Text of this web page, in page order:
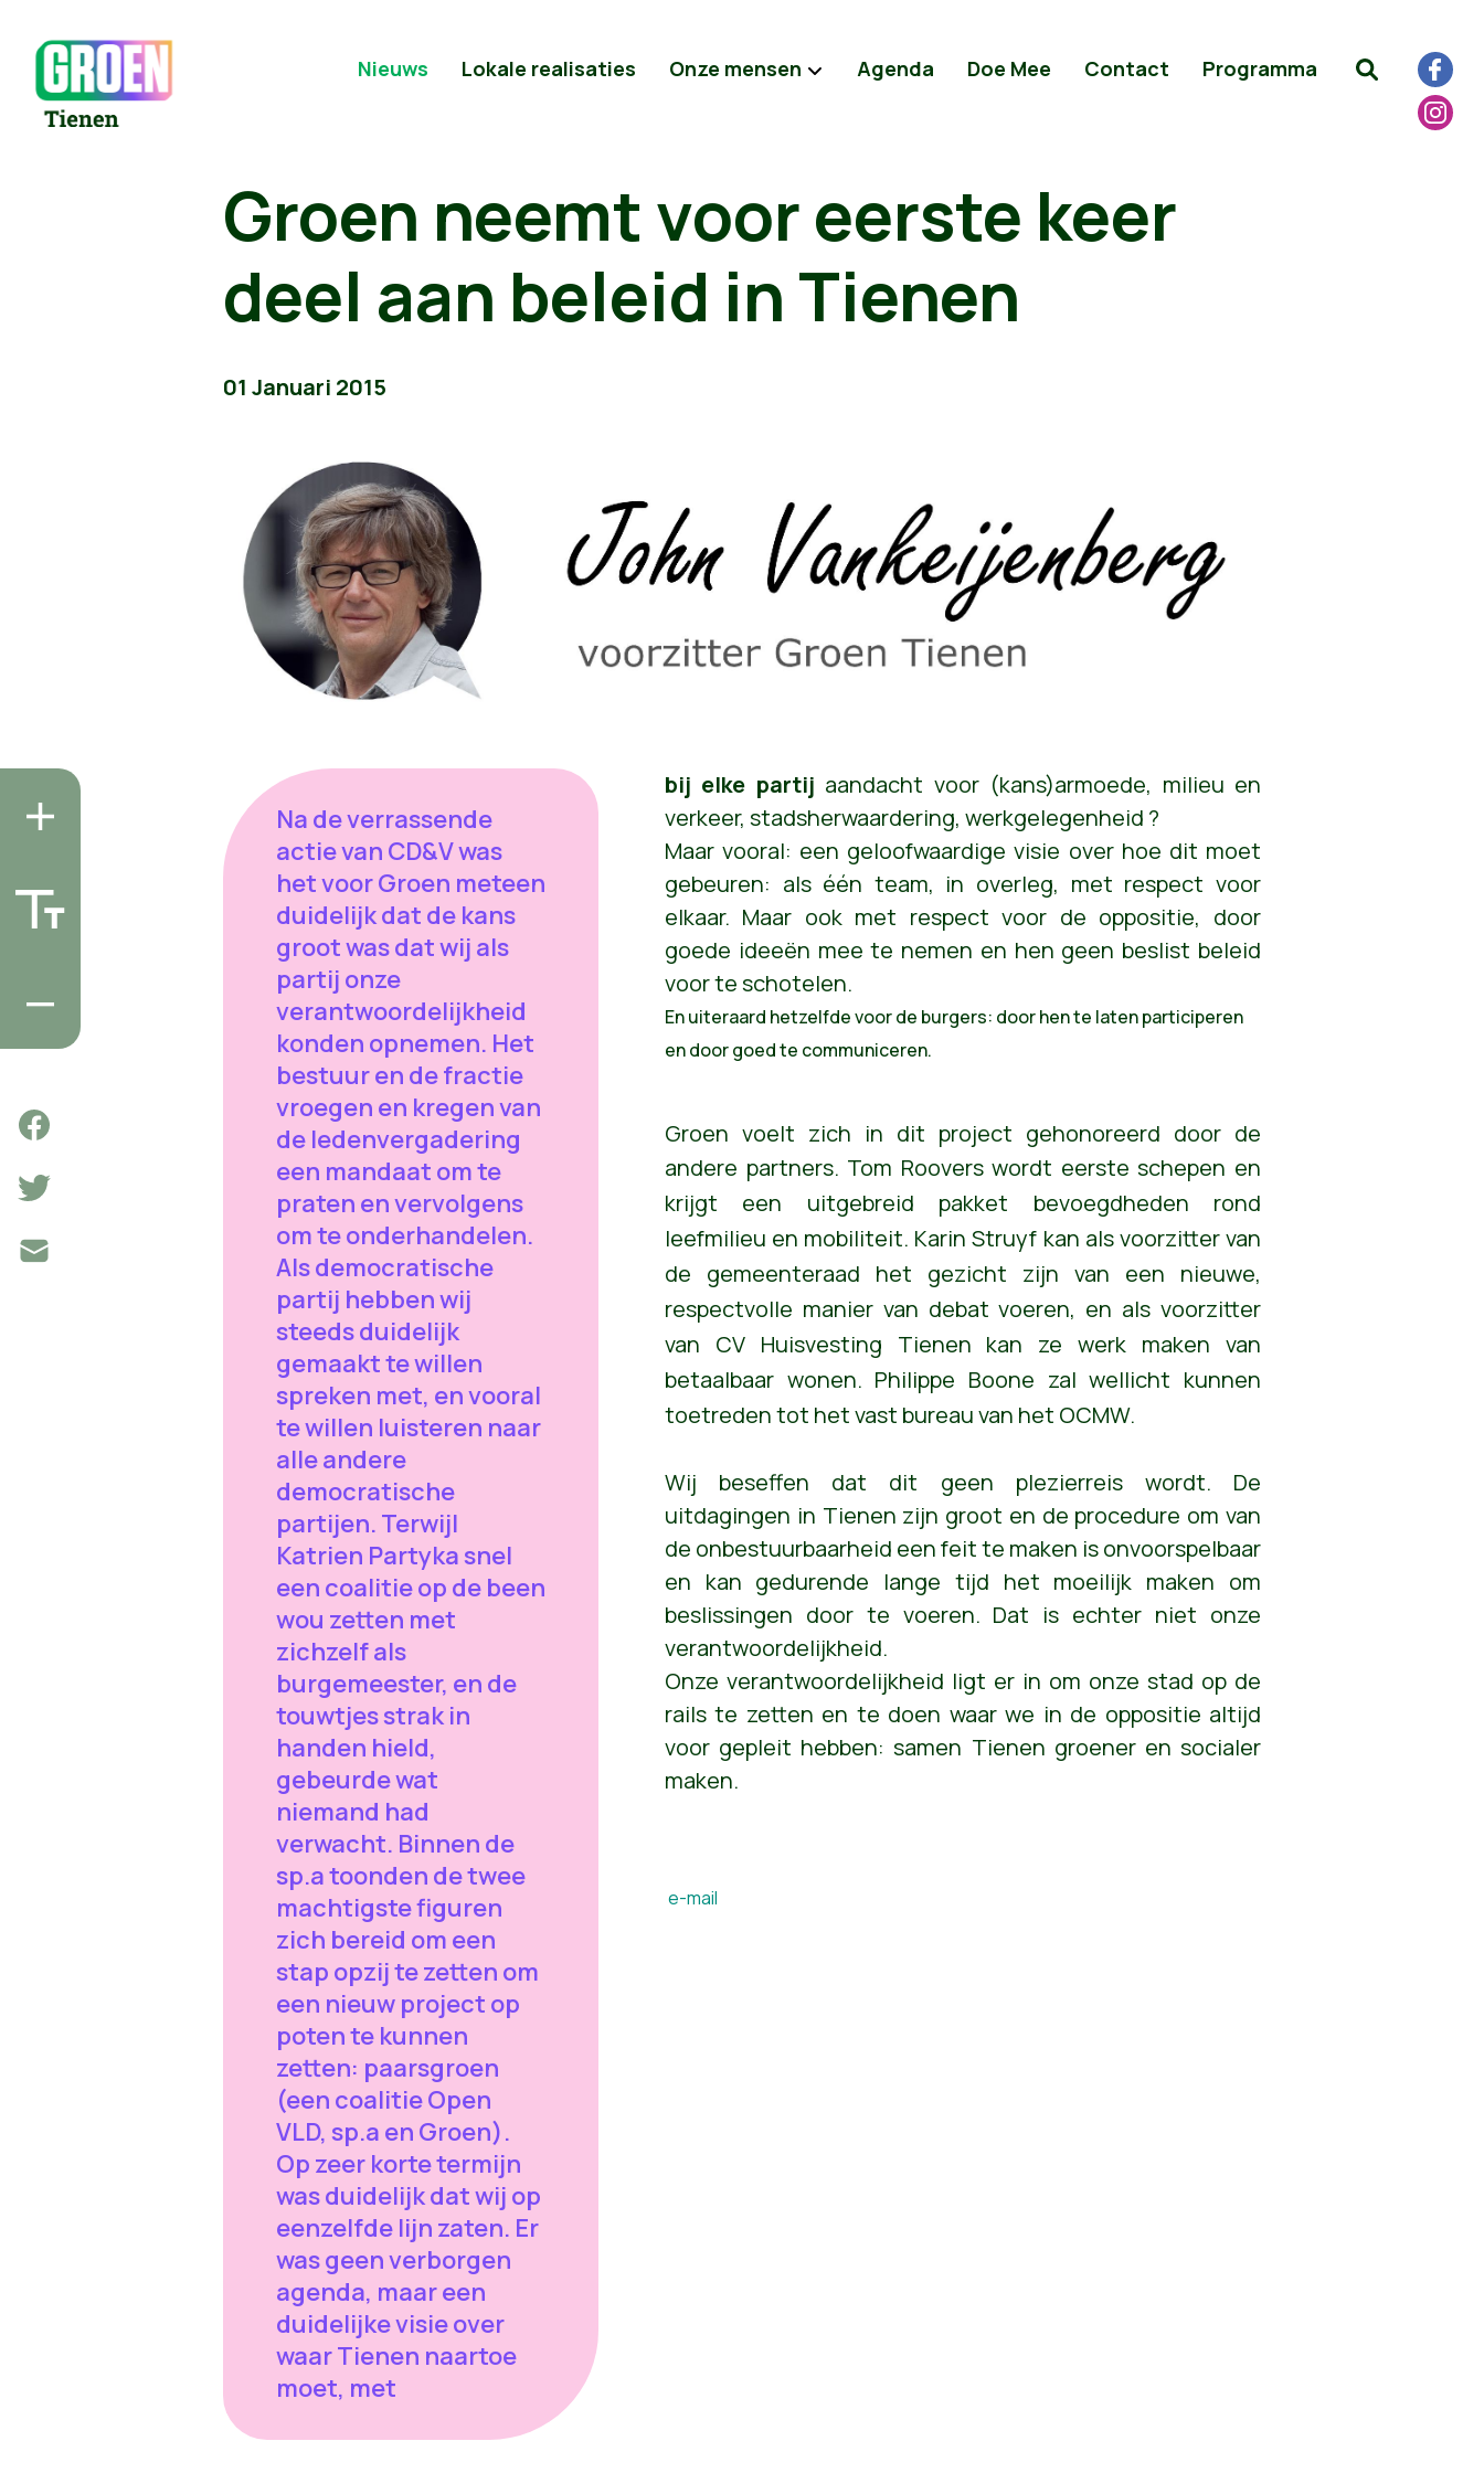
Nieuws Lokale realisaties Onze mensen Agenda Doe Mee Contact Programma
Groen neemt voor eerste keer
deel aan beleid in Tienen
01 Januari 2015
Na de verrassende
actie van CD&V was
het voor Groen meteen
duidelijk dat de kans
groot was dat wij als
partij onze
verantwoordelijkheid
konden opnemen. Het
bestuur en de fractie
vroegen en kregen van
de ledenvergadering
een mandaat om te
praten en vervolgens
om te onderhandelen.
Als democratische
partij hebben wij
steeds duidelijk
gemaakt te willen
spreken met, en vooral
te willen luisteren naar
alle andere
democratische
partijen. Terwijl
Katrien Partyka snel
een coalitie op de been
wou zetten met
zichzelf als
burgemeester, en de
touwtjes strak in
handen hield,
gebeurde wat
niemand had
verwacht. Binnen de
sp.a toonden de twee
machtigste figuren
zich bereid om een
stap opzij te zetten om
een nieuw project op
poten te kunnen
zetten: paarsgroen
(een coalitie Open
VLD, sp.a en Groen).
Op zeer korte termijn
was duidelijk dat wij op
eenzelfde lijn zaten. Er
was geen verborgen
agenda, maar een
duidelijke visie over
waar Tienen naartoe
moet, met
bij elke partij aandacht voor (kans)armoede, milieu en
verkeer, stadsherwaardering, werkgelegenheid ?
Maar vooral: een geloofwaardige visie over hoe dit moet
gebeuren: als één team, in overleg, met respect voor
elkaar. Maar ook met respect voor de oppositie, door
goede ideeën mee te nemen en hen geen beslist beleid
voor te schotelen.
En uiteraard hetzelfde voor de burgers: door hen te laten participeren
en door goed te communiceren.
Groen voelt zich in dit project gehonoreerd door de
andere partners. Tom Roovers wordt eerste schepen en
krijgt een uitgebreid pakket bevoegdheden rond
leefmilieu en mobiliteit. Karin Struyf kan als voorzitter van
de gemeenteraad het gezicht zijn van een nieuwe,
respectvolle manier van debat voeren, en als voorzitter
van CV Huisvesting Tienen kan ze werk maken van
betaalbaar wonen. Philippe Boone zal wellicht kunnen
toetreden tot het vast bureau van het OCMW.
Wij beseffen dat dit geen plezierreis wordt. De
uitdagingen in Tienen zijn groot en de procedure om van
de onbestuurbaarheid een feit te maken is onvoorspelbaar
en kan gedurende lange tijd het moeilijk maken om
beslissingen door te voeren. Dat is echter niet onze
verantwoordelijkheid.
Onze verantwoordelijkheid ligt er in om onze stad op de
rails te zetten en te doen waar we in de oppositie altijd
voor gepleit hebben: samen Tienen groener en socialer
maken.
e-mail